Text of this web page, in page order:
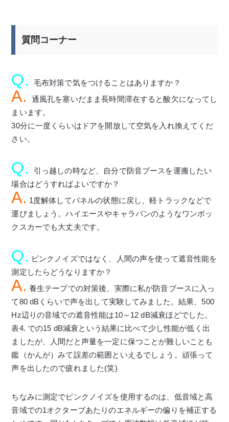
質問コーナー
Q. 毛布対策で気をつけることはありますか？
A.
通風孔を塞いだまま長時間滞在すると酸欠になってし
まいます。
30分に一度くらいはドアを開放して空気を入れ換えてくだ
さい。
Q.
引っ越しの時など、自分で防音ブースを運搬したい
場合はどうすればよいですか？
A. 1度解体してパネルの状態に戻し、軽トラックなどで
運びましょう。ハイエースやキャラバンのようなワンボッ
クスカーでも大丈夫です。
Q. ピンクノイズではなく、人間の声を使って遮音性能を
測定したらどうなりますか？
A. 養生テープでの対策後、実際に私が防音ブースに入っ
て80 dBくらいで声を出して実験してみました。結果、500
Hz辺りの音域での遮音性能は10～12 dB減衰ほどでした。
表4. での15 dB減衰という結果に比べて少し性能が低く出
ましたが、人間だと声量を一定に保つことが難しいことも
鑑（かんが）みて誤差の範囲といえるでしょう。頑張って
声を出したので疲れました(笑)
ちなみに測定でピンクノイズを使用するのは、低音域と高
音域での1オクターブあたりのエネルギーの偏りを補正する